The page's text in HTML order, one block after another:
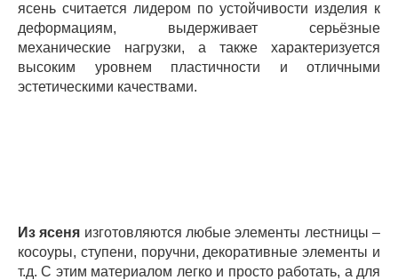
ясень считается лидером по устойчивости изделия к
деформациям, выдерживает серьёзные
механические нагрузки, а также характеризуется
высоким уровнем пластичности и отличными
эстетическими качествами.
Из ясеня изготовляются любые элементы лестницы –
косоуры, ступени, поручни, декоративные элементы и
т.д. С этим материалом легко и просто работать, а для